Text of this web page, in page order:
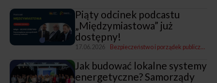
Piąty odcinek podcastu
„Międzymiastowa” już
dostępny!
17.06.2026 Bezpieczeństwo i porządek publiczny
Jak budować lokalne systemy
energetyczne? Samorządy